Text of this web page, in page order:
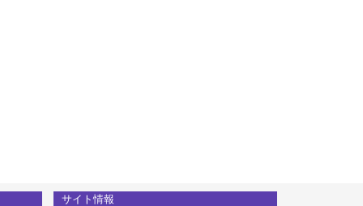
サイト情報